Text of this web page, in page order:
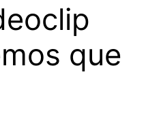
que